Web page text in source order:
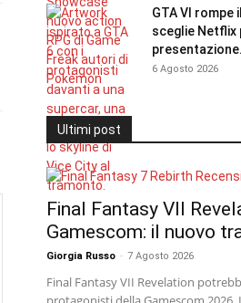
GTA VI rompe
sceglie Netflix
6 Agosto 2026
Ultimi post
Final Fantasy VII
Gamescom: il nuovo
Giorgia Russo - 7 Agosto 2026
Final Fantasy VII Revelation